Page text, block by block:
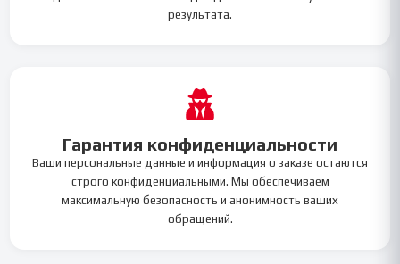
результата.
Гарантия конфиденциальности
Ваши персональные данные и информация о заказе остаются
строго конфиденциальными. Мы обеспечиваем
максимальную безопасность и анонимность ваших
обращений.